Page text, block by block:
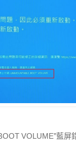
VOLUME”藍屏